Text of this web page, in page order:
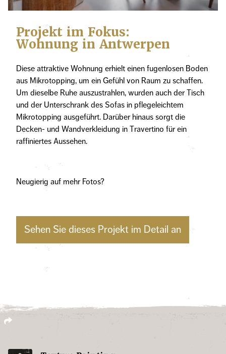
Projekt im Fokus:
Wohnung in Antwerpen
Diese attraktive Wohnung erhielt einen fugenlosen Boden
aus Mikrotopping, um ein Gefühl von Raum zu schaffen.
Um dieselbe Ruhe auszustrahlen, wurden auch der Tisch
und der Unterschrank des Sofas in pflegeleichtem
Mikrotopping ausgeführt. Darüber hinaus sorgt die
Decken- und Wandverkleidung in Travertino für ein
raffiniertes Aussehen.
Neugierig auf mehr Fotos?
Sehen Sie dieses Projekt im Detail an